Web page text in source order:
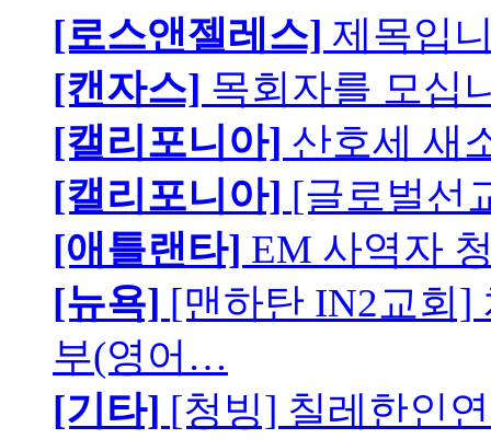
[로스앤젤레스] 제목입
[캔자스] 목회자를 모십
[캘리포니아] 산호세 새
[캘리포니아] [글로벌선
[애틀랜타] EM 사역자
[뉴욕] [맨하탄 IN2교회]
부(영어…
[기타] [청빙] 칠레한인